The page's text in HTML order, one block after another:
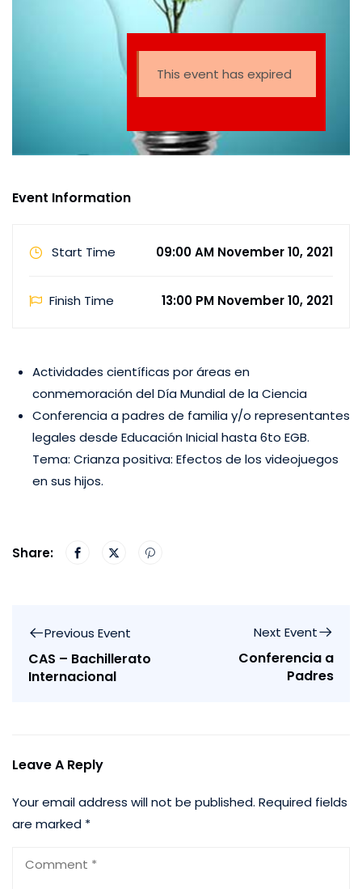
This event has expired
Event Information
Start Time 09:00 AM November 10, 2021
Finish Time 13:00 PM November 10, 2021
Actividades científicas por áreas en
conmemoración del Día Mundial de la Ciencia
Conferencia a padres de familia y/o representantes
legales desde Educación Inicial hasta 6to EGB.
Tema: Crianza positiva: Efectos de los videojuegos
en sus hijos.
Share:
Previous Event
CAS – Bachillerato
Internacional
Next Event
Conferencia a
Padres
Leave A Reply
Your email address will not be published. Required fields
are marked *